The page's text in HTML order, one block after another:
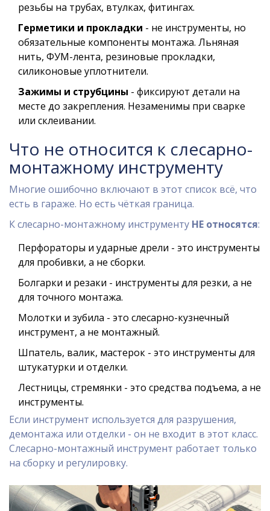
резьбы на трубах, втулках, фитингах.
Герметики и прокладки - не инструменты, но
обязательные компоненты монтажа. Льняная
нить, ФУМ-лента, резиновые прокладки,
силиконовые уплотнители.
Зажимы и струбцины - фиксируют детали на
месте до закрепления. Незаменимы при сварке
или склеивании.
Что не относится к слесарно-
монтажному инструменту
Многие ошибочно включают в этот список всё, что
есть в гараже. Но есть чёткая граница.
К слесарно-монтажному инструменту НЕ относятся:
Перфораторы и ударные дрели - это инструменты
для пробивки, а не сборки.
Болгарки и резаки - инструменты для резки, а не
для точного монтажа.
Молотки и зубила - это слесарно-кузнечный
инструмент, а не монтажный.
Шпатель, валик, мастерок - это инструменты для
штукатурки и отделки.
Лестницы, стремянки - это средства подъема, а не
инструменты.
Если инструмент используется для разрушения,
демонтажа или отделки - он не входит в этот класс.
Слесарно-монтажный инструмент работает только
на сборку и регулировку.